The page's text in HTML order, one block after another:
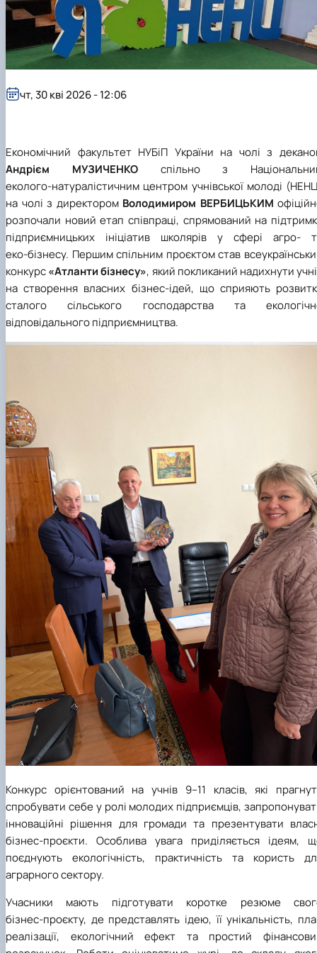
Економічний факультет НУБіП України на чолі з
Андрієм МУЗИЧЕНКОспільно з
еколого‑натуралістичним центром учнівської молоді
на чолі з директором Володимиром ВЕРБИЦЬКИМ
розпочали новий етап співпраці, спрямований на
підприємницьких ініціатив школярів у сфері агро‑
еко‑бізнесу. Першим спільним проєктом став
конкурс«Атланти бізнесу», який покликаний надихнути
на створення власних бізнес‑ідей, що сприяють
сталого сільського господарства та
відповідального підприємництва.
Конкурс орієнтований на учнів 9–11 класів, які
спробувати себе у ролі молодих підприємців,
інноваційні рішення для громади та презентувати
бізнес‑проєкти. Особлива увага приділяється ідеям,
поєднують екологічність, практичність та користь
аграрного сектору.
Учасники мають підготувати коротке резюме
бізнес‑проєкту, де представлять ідею, її унікальність,
реалізації, екологічний ефект та простий
чт, 30 кві 2026 - 12:06